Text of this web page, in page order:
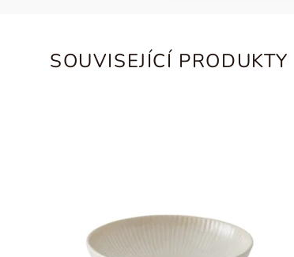
SOUVISEJÍCÍ PRODUKTY